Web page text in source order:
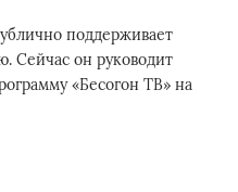
поддерживает
Сейчас он руководит
«Бесогон ТВ» на